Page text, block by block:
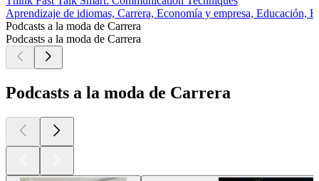
Aprendizaje de idiomas, Carrera, Economía y empresa, Educación,
Podcasts a la moda de Carrera
Podcasts a la moda de Carrera
Podcasts a la moda de Carrera